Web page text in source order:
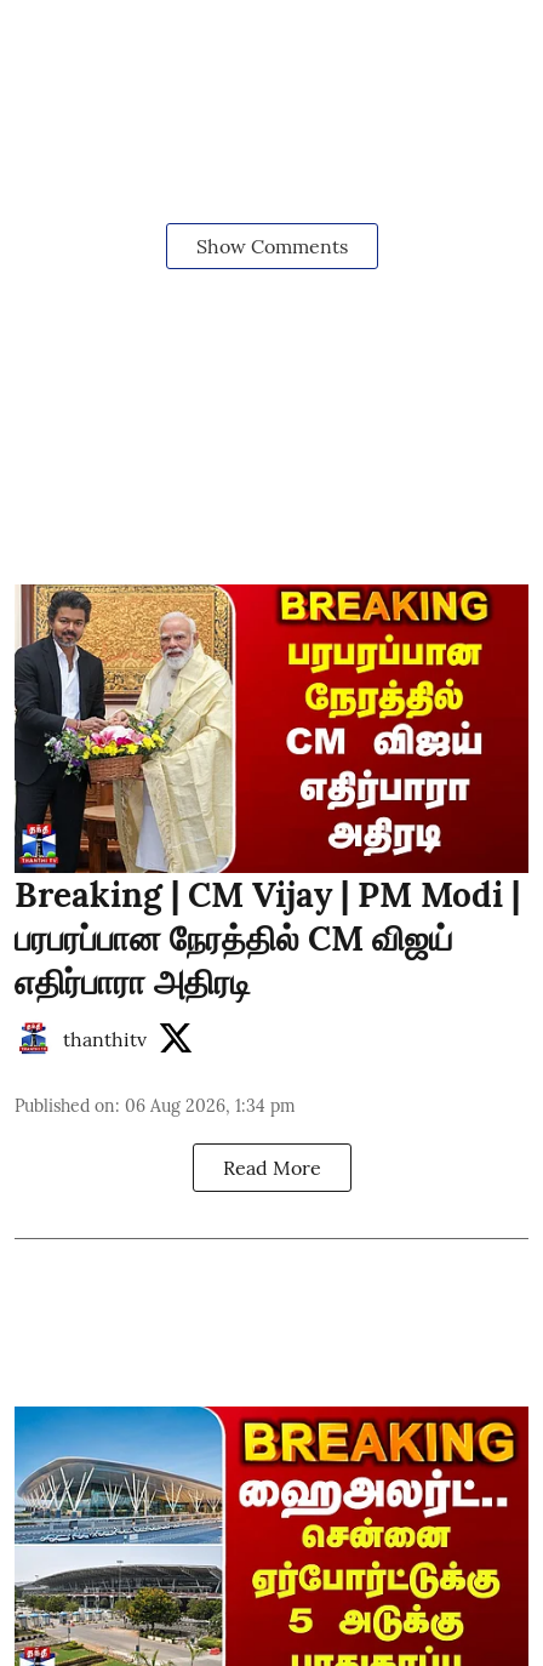
Show Comments
Breaking | CM Vijay | PM Modi |
பரபரப்பான நேரத்தில் CM விஜய்
எதிர்பாரா அதிரடி
thanthitv
Published on: 06 Aug 2026, 1:34 pm
Read More